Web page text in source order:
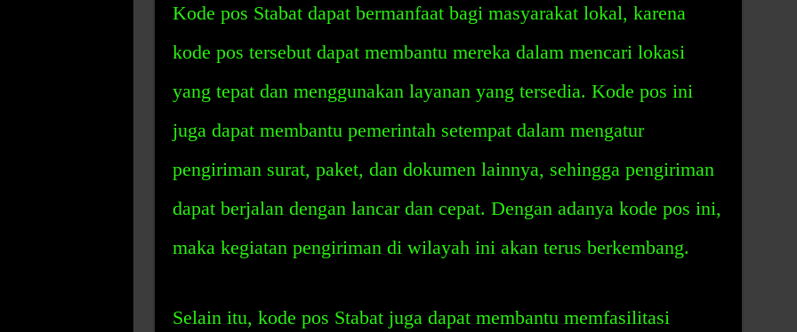
Kode pos Stabat dapat bermanfaat bagi masyarakat lokal, karena
kode pos tersebut dapat membantu mereka dalam mencari lokasi
yang tepat dan menggunakan layanan yang tersedia. Kode pos ini
juga dapat membantu pemerintah setempat dalam mengatur
pengiriman surat, paket, dan dokumen lainnya, sehingga pengiriman
dapat berjalan dengan lancar dan cepat. Dengan adanya kode pos ini,
maka kegiatan pengiriman di wilayah ini akan terus berkembang.
Selain itu, kode pos Stabat juga dapat membantu memfasilitasi